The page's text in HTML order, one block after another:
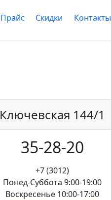
Прайс Скидки Контакты
Ключевская 144/1
35-28-20
+7 (3012)
Понед-Суббота 9:00-19:00
Воскресенье 10:00-17:00